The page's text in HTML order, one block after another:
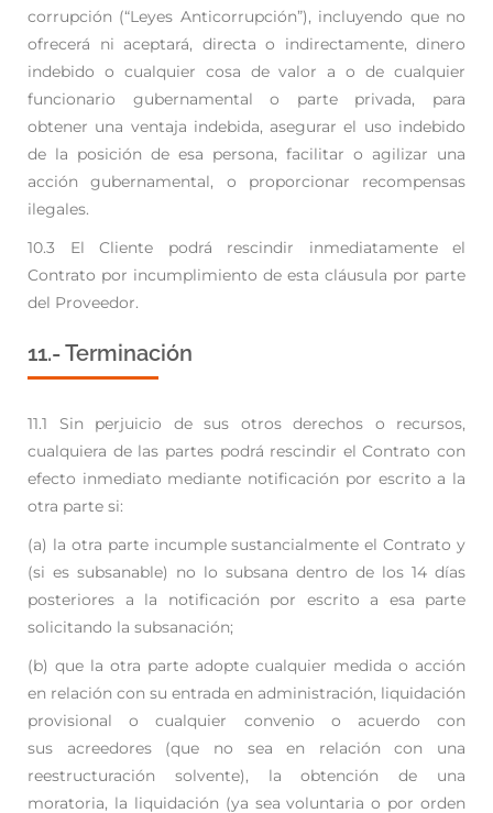
corrupción (“Leyes Anticorrupción”), incluyendo que no
ofrecerá ni aceptará, directa o indirectamente, dinero
indebido o cualquier cosa de valor a o de cualquier
funcionario gubernamental o parte privada, para
obtener una ventaja indebida, asegurar el uso indebido
de la posición de esa persona, facilitar o agilizar una
acción gubernamental, o proporcionar recompensas
ilegales.
10.3 El Cliente podrá rescindir inmediatamente el
Contrato por incumplimiento de esta cláusula por parte
del Proveedor.
11.- Terminación
11.1 Sin perjuicio de sus otros derechos o recursos,
cualquiera de las partes podrá rescindir el Contrato con
efecto inmediato mediante notificación por escrito a la
otra parte si:
(a) la otra parte incumple sustancialmente el Contrato y
(si es subsanable) no lo subsana dentro de los 14 días
posteriores a la notificación por escrito a esa parte
solicitando la subsanación;
(b) que la otra parte adopte cualquier medida o acción
en relación con su entrada en administración, liquidación
provisional o cualquier convenio o acuerdo con
sus acreedores (que no sea en relación con una
reestructuración solvente), la obtención de una
moratoria, la liquidación (ya sea voluntaria o por orden